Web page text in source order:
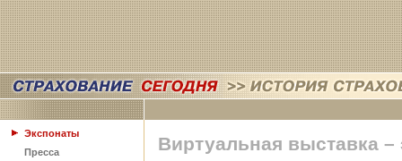
Экспонаты
Пресса
Виртуальная выставка –